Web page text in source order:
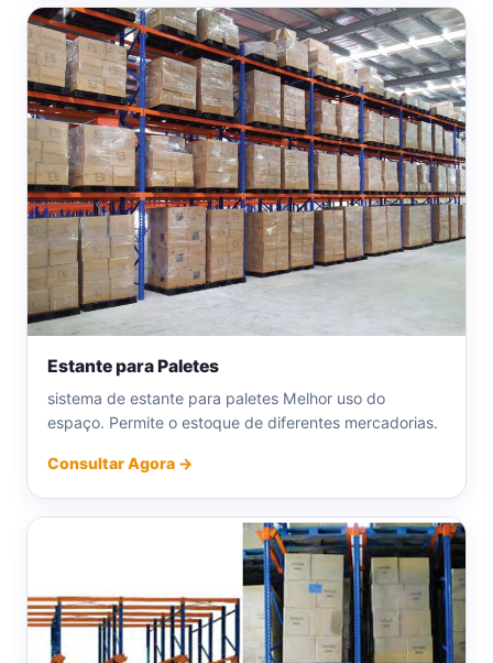
Estante para Paletes
sistema de estante para paletes Melhor uso do
espaço. Permite o estoque de diferentes mercadorias.
Consultar Agora →